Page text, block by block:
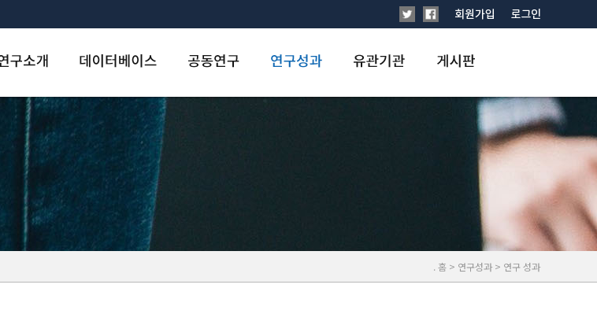
. 홈 > 연구성과 > 연구 성과